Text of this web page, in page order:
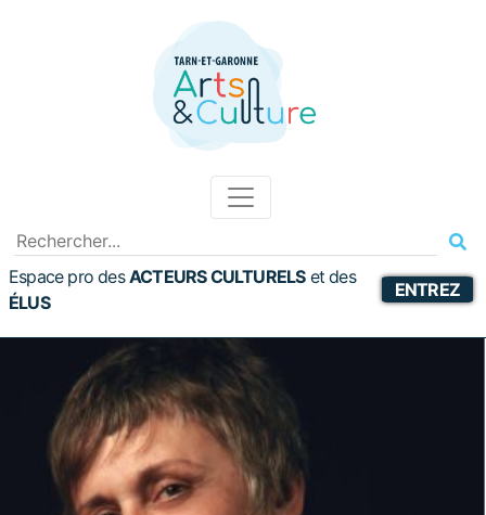
Espace pro desACTEURS CULTURELS etdes
ÉLUS
ENTREZ